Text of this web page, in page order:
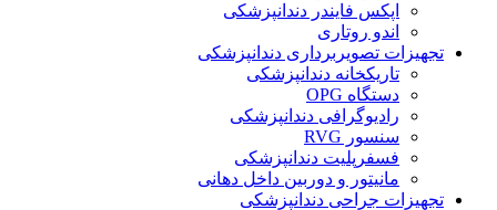
اپکس فایندر دندانپزشکی
اندو روتاری
تجهیزات تصویربرداری دندانپزشکی
تاریکخانه دندانپزشکی
دستگاه OPG
رادیوگرافی دندانپزشکی
سنسور RVG
فسفرپلیت دندانپزشکی
مانیتور و دوربین داخل دهانی
تجهیزات جراحی دندانپزشکی